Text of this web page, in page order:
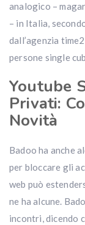
analogico –
– in Italia,
dall’agenzia
persone single
Youtube
Privati:
Novità
Badoo ha anche
per bloccare gli
web può
ne ha alcune.
incontri, dicendo